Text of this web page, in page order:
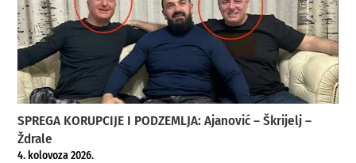
SPREGA KORUPCIJE I PODZEMLJA: Ajanović – Škrijelj –
Ždrale
4. kolovoza 2026.